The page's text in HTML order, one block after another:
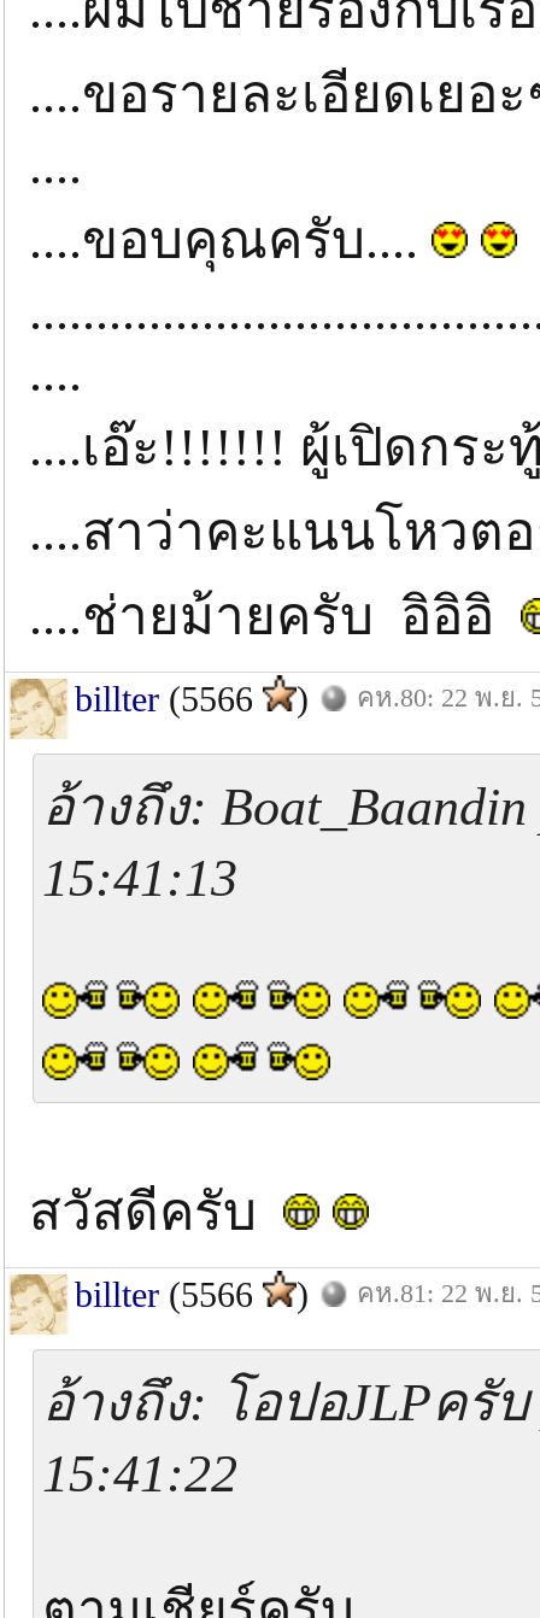
....ขอรายละเอียดเยอ
....
....ขอบคุณครับ....
....
....เอ๊ะ!!!!!!! ผู้เปิดกร
....สาว่าคะแนนโหวต
....ช่ายม้ายครับ อิอิอิ
billter (5566 ) คห.80: 22 พ.ย.
อ้างถึง: Boat_Baandin
15:41:13
สวัสดีครับ
billter (5566 ) คห.81: 22 พ.ย.
อ้างถึง: โอปอJLPครับ
15:41:22